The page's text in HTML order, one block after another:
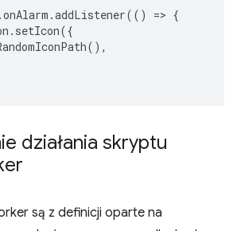
.onAlarm .addListener(() => {
. setIcon({
(),
działania skryptu
są z definicji oparte na